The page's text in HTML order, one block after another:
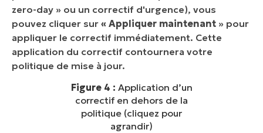
zero-day » ou un correctif d'urgence), vous
pouvez cliquer sur « Appliquer maintenant » pour
appliquer le correctif immédiatement. Cette
application du correctif contournera votre
politique de mise à jour.
Figure 4 : Application d’un
correctif en dehors de la
politique (cliquez pour
agrandir)